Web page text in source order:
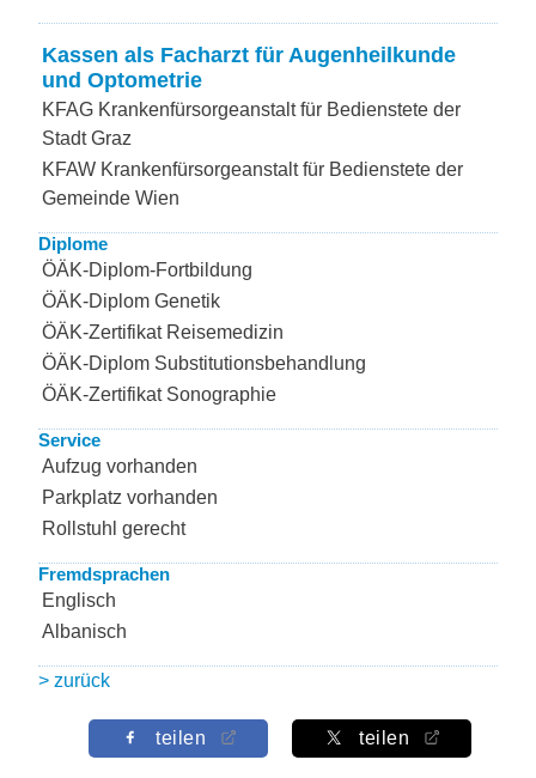
Kassen als Facharzt für Augenheilkunde
und Optometrie
KFAG Krankenfürsorgeanstalt für Bedienstete der
Stadt Graz
KFAW Krankenfürsorgeanstalt für Bedienstete der
Gemeinde Wien
Diplome
ÖÄK-Diplom-Fortbildung
ÖÄK-Diplom Genetik
ÖÄK-Zertifikat Reisemedizin
ÖÄK-Diplom Substitutionsbehandlung
ÖÄK-Zertifikat Sonographie
Service
Aufzug vorhanden
Parkplatz vorhanden
Rollstuhl gerecht
Fremdsprachen
Englisch
Albanisch
> zurück
teilen teilen